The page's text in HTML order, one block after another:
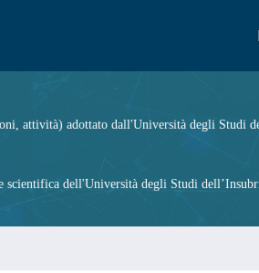
attività) adottato dall'Università degli Studi
dell'Università degli Studi